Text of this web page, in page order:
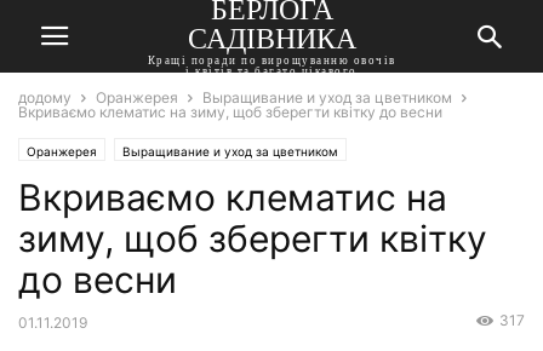
БЕРЛОГА
САДІВНИКА
Кращі поради по вирощуванню овочів
і квітів та багато цікавого
додому Оранжерея
Выращивание и уход за цветником
Вкриваємо клематис на зиму, щоб зберегти квітку до весни
Оранжерея Выращивание и уход за цветником
Вкриваємо клематис на
зиму, щоб зберегти квітку
до весни
01.11.2019 317